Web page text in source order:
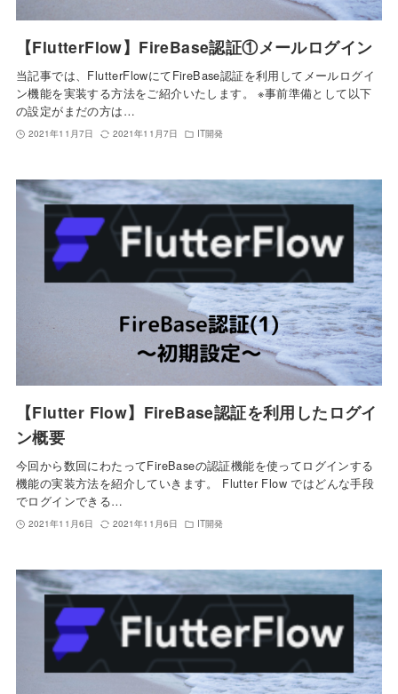
【FlutterFlow】FireBase認証①メールログイン
当記事では、FlutterFlowにてFireBase認証を利用してメールログイ
ン機能を実装する方法をご紹介いたします。 ※事前準備として以下
の設定がまだの方は…
2021年11月7日 2021年11月7日 IT開発
【Flutter Flow】FireBase認証を利用したログイ
ン概要
今回から数回にわたってFireBaseの認証機能を使ってログインする
機能の実装方法を紹介していきます。 Flutter Flow ではどんな手段
でログインできる…
2021年11月6日 2021年11月6日 IT開発